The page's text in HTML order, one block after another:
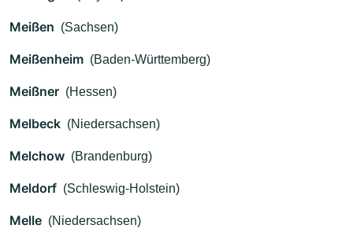
Meißen (Sachsen)
Meißenheim (Baden-Württemberg)
Meißner (Hessen)
Melbeck (Niedersachsen)
Melchow (Brandenburg)
Meldorf (Schleswig-Holstein)
Melle (Niedersachsen)